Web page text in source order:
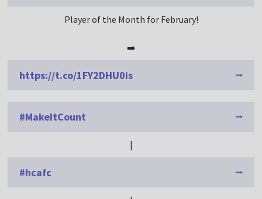
Player of the Month for February!
➡️
https://t.co/1FY2DHU0is
#MakeItCount
|
#hcafc